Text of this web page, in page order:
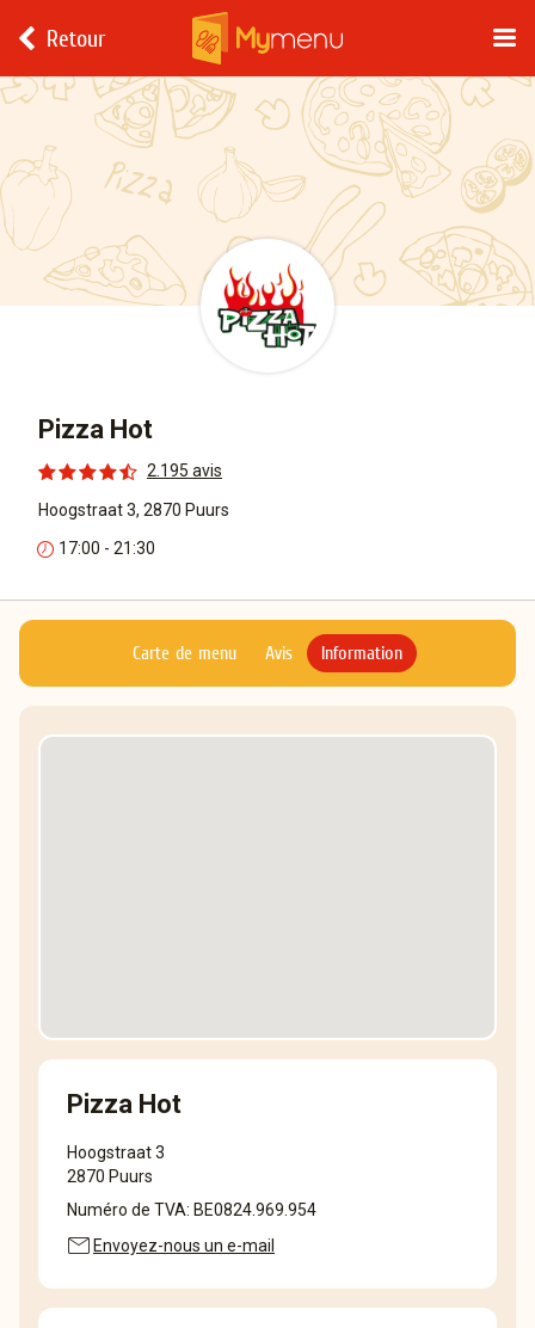
Retour
Pizza Hot
2.195 avis
Hoogstraat 3, 2870 Puurs
17:00 - 21:30
Carte de menu Avis Information
Pizza Hot
Hoogstraat 3
2870 Puurs
Numéro de TVA: BE0824.969.954
mail Envoyez-nous un e-mail